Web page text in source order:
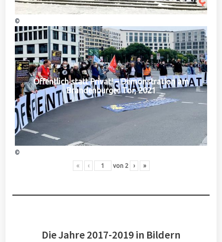
©
Öffentlich statt Privat! – Demonstration am
Brandenburger Tor, 2021
©
« ‹ von 2 › »
Die Jahre 2017-2019 in Bildern